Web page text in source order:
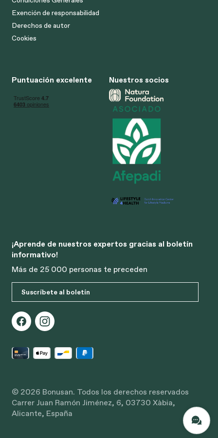
Exención de responsabilidad
Derechos de autor
Cookies
Puntuación excelente Nuestros socios
¡Aprende de nuestros expertos gracias al boletín
informativo!
Más de 25 000 personas te preceden
Suscríbete al boletín
© 2026 Bonusan. Todos los derechos reservados
Carrer Juan Ramón Jiménez, 6, 03730 Xàbia,
Alicante, España